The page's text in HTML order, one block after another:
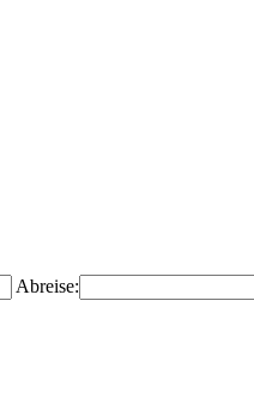
Abreise: